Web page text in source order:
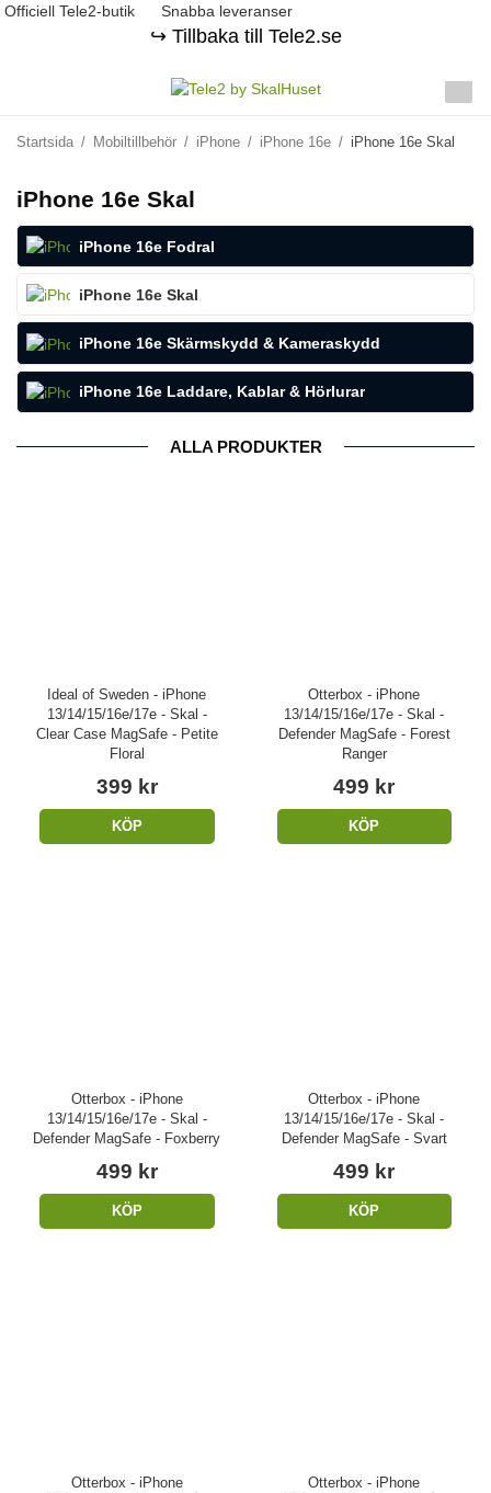
Officiell Tele2-butik Snabba leveranser
↪️ Tillbaka till Tele2.se
Startsida / Mobiltillbehör / iPhone / iPhone 16e / iPhone 16e Skal
iPhone 16e Skal
iPhone 16e Fodral
iPhone 16e Skal
iPhone 16e Skärmskydd & Kameraskydd
iPhone 16e Laddare, Kablar & Hörlurar
ALLA PRODUKTER
Ideal of Sweden - iPhone
13/14/15/16e/17e - Skal -
Clear Case MagSafe - Petite
Floral
399 kr
KÖP
Otterbox - iPhone
13/14/15/16e/17e - Skal -
Defender MagSafe - Forest
Ranger
499 kr
KÖP
Otterbox - iPhone
13/14/15/16e/17e - Skal -
Defender MagSafe - Foxberry
499 kr
KÖP
Otterbox - iPhone
13/14/15/16e/17e - Skal -
Defender MagSafe - Svart
499 kr
KÖP
Otterbox - iPhone
Otterbox - iPhone